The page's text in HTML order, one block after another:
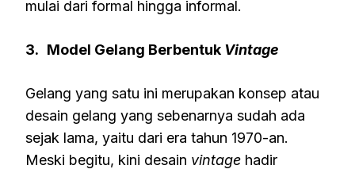
mulai dari formal hingga informal.
3. Model Gelang Berbentuk Vintage
Gelang yang satu ini merupakan konsep atau
desain gelang yang sebenarnya sudah ada
sejak lama, yaitu dari era tahun 1970-an.
Meski begitu, kini desain vintage hadir